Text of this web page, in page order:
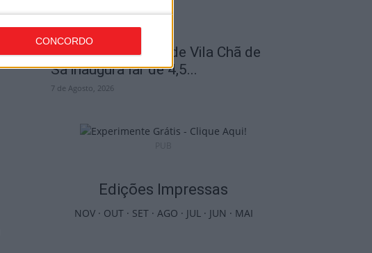
CONCORDO
Viseu: Associação de Vila Chã de
Sá inaugura lar de 4,5...
7 de Agosto, 2026
Edições Impressas
NOV· OUT· SET· AGO · JUL· JUN · MAI